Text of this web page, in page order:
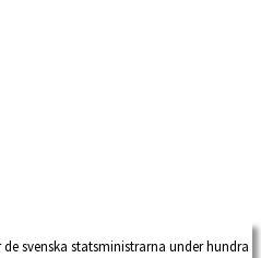
svenska statsministrarna under hundra